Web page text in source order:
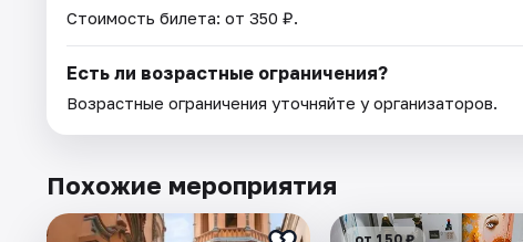
Стоимость билета: от 350 ₽.
Есть ли возрастные ограничения?
Возрастные ограничения уточняйте у организаторов.
Похожие мероприятия